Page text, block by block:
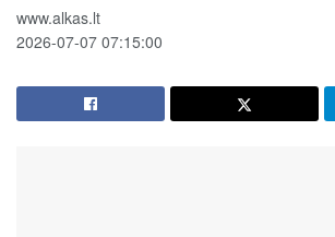
www.alkas.lt
2026-07-07 07:15:00